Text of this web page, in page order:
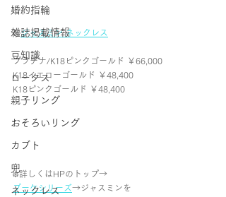
婚約指輪
雑誌掲載情報
豆知識
ロータス
親子リング
おそろいリング
カブト
兜
ネックレス
𑁍ジャスミン ネックレス
プラチナ/K18ピンクゴールド ￥66,000
K18イエローゴールド ￥48,400
K18ピンクゴールド ￥48,400
᪥詳しくはHPのトップ→
ブーケシリーズ→ジャスミンを